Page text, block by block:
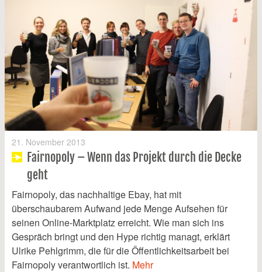
Über uns
News
E-Books
Newsletter
21. November 2013
Fairnopoly – Wenn das Projekt durch die Decke
geht
Fairnopoly, das nachhaltige Ebay, hat mit
überschaubarem Aufwand jede Menge Aufsehen für
seinen Online-Marktplatz erreicht. Wie man sich ins
Gespräch bringt und den Hype richtig managt, erklärt
Ulrike Pehlgrimm, die für die Öffentlichkeitsarbeit bei
Fairnopoly verantwortlich ist. Mehr